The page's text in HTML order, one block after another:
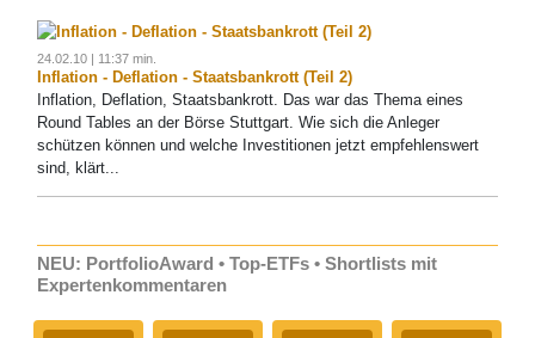
24.02.10 | 11:37 min.
Inflation - Deflation - Staatsbankrott (Teil 2)
Inflation, Deflation, Staatsbankrott. Das war das Thema eines
Round Tables an der Börse Stuttgart. Wie sich die Anleger
schützen können und welche Investitionen jetzt empfehlenswert
sind, klärt...
NEU: PortfolioAward • Top-ETFs • Shortlists mit
Expertenkommentaren